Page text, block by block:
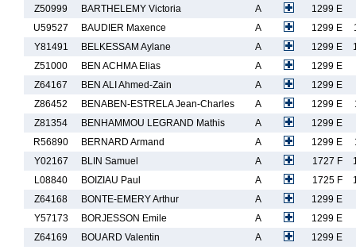
Z50999
BARTHELEMY Victoria A
1299 E
U59527
BAUDIER Maxence A 1299 E
Y81491
BELKESSAM Aylane A 1299 E
Z51000
BEN ACHMA Elias A
1299 E
Z64167
BEN ALI Ahmed-Zain A
1299 E
Z86452
BENABEN-ESTRELA Jean-Charles A 1299 E
Z81354
BENHAMMOU LEGRAND Mathis A
1299 E
R56890
BERNARD Armand A 1299 E
Y02167
BLIN Samuel A 1727 F
L08840
BOIZIAU Paul A 1725 F
Z64168
BONTE-EMERY Arthur A
1299 E
Y57173
BORJESSON Emile A
1299 E
Z64169
BOUARD Valentin A
1299 E